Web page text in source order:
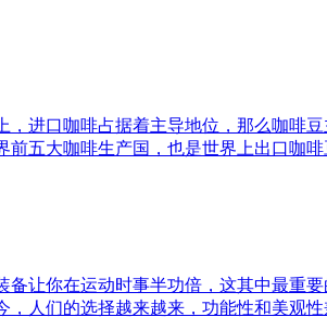
进口咖啡占据着主导地位，那么咖啡
五大咖啡生产国，也是世界上出口咖
让你在运动时事半功倍，这其中最重
人们的选择越来越来，功能性和美观